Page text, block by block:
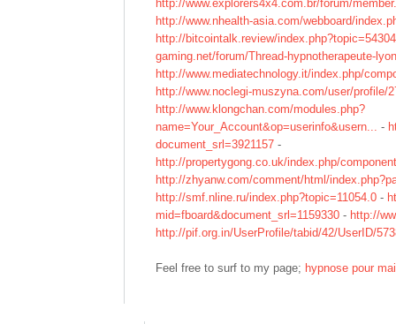
http://www.explorers4x4.com.br/forum/
http://www.nhealth-asia.com/webboard/
http://bitcointalk.review/
gaming.net/forum/Thread-hypnotherapeute-lyon
http://www.mediatechnology.it/index.php/
http://www.noclegi-muszyna.com/user/profile/
http://www.klongchan.com/modules.php?
name=Your_Account&op=userinfo&usern... -
document_srl=3921157 -
http://propertygong.co.uk/index.php/
http://zhyanw.com/comment/html/
http://smf.nline.ru/index.php?topic=11054.0 -
mid=fboard&document_srl=1159330 - http://
http://pif.org.in/UserProfile/tabid/42/UserID/
Feel free to surf to my page; hypnose pour